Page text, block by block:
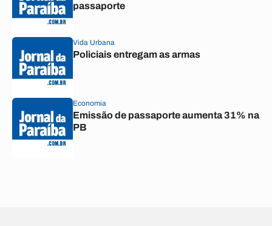
passaporte
Vida Urbana
Policiais entregam as armas
Economia
Emissão de passaporte aumenta 31% na
PB